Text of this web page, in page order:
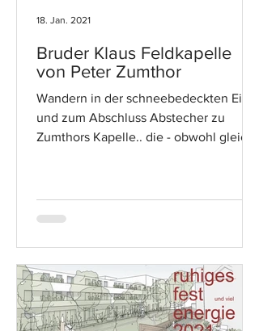
Bruder Klaus Feldkapelle
von Peter Zumthor
Wandern in der schneebedeckten Eifel
und zum Abschluss Abstecher zu
Zumthors Kapelle.. die - obwohl gleich
18. Jan. 2021